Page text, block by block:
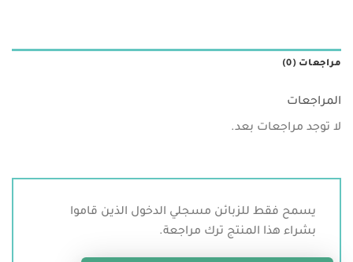
مراجعات (0)
المراجعات
لا توجد مراجعات بعد.
يسمح فقط للزبائن مسجلي الدخول الذين قاموا
بشراء هذا المنتج ترك مراجعة.